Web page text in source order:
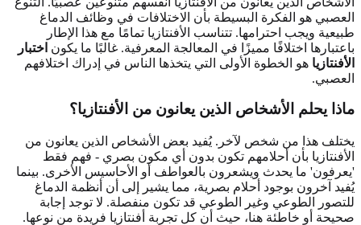
العصبي هو الفكرة البسيطة بأن الاختلافات في وظائف الدماغ
طبيعية ويجب احترامها. تتناسب الأفنتازيا تمامًا مع هذا الإطار
باعتبارها اختلافًا مميزًا في المعالجة المعرفية. غالبًا ما يكون اختبار
الأفنتازيا هو الخطوة الأولى التي يتخذها الناس في إدراك اختلافهم
العصبي.
ماذا يحلم الأشخاص الذين يعانون من الأفنتازيا؟
يختلف هذا من شخص لآخر. يُفيد بعض الأشخاص الذين يعانون من
الأفنتازيا بأن أحلامهم تكون بدون أي مكون بصري - فهم فقط
'يعرفون' ما يحدث ويشعرون بالعواطف أو الأحاسيس الأخرى. بينما
يُفيد آخرون بوجود أحلام بصرية، مما يشير إلى أن أنظمة الدماغ
للتصور الطوعي وغير الطوعي قد تكون منفصلة. لا توجد إجابة
صحيحة أو خاطئة هنا، حيث أن كل تجربة أفنتازيا فريدة من نوعها.